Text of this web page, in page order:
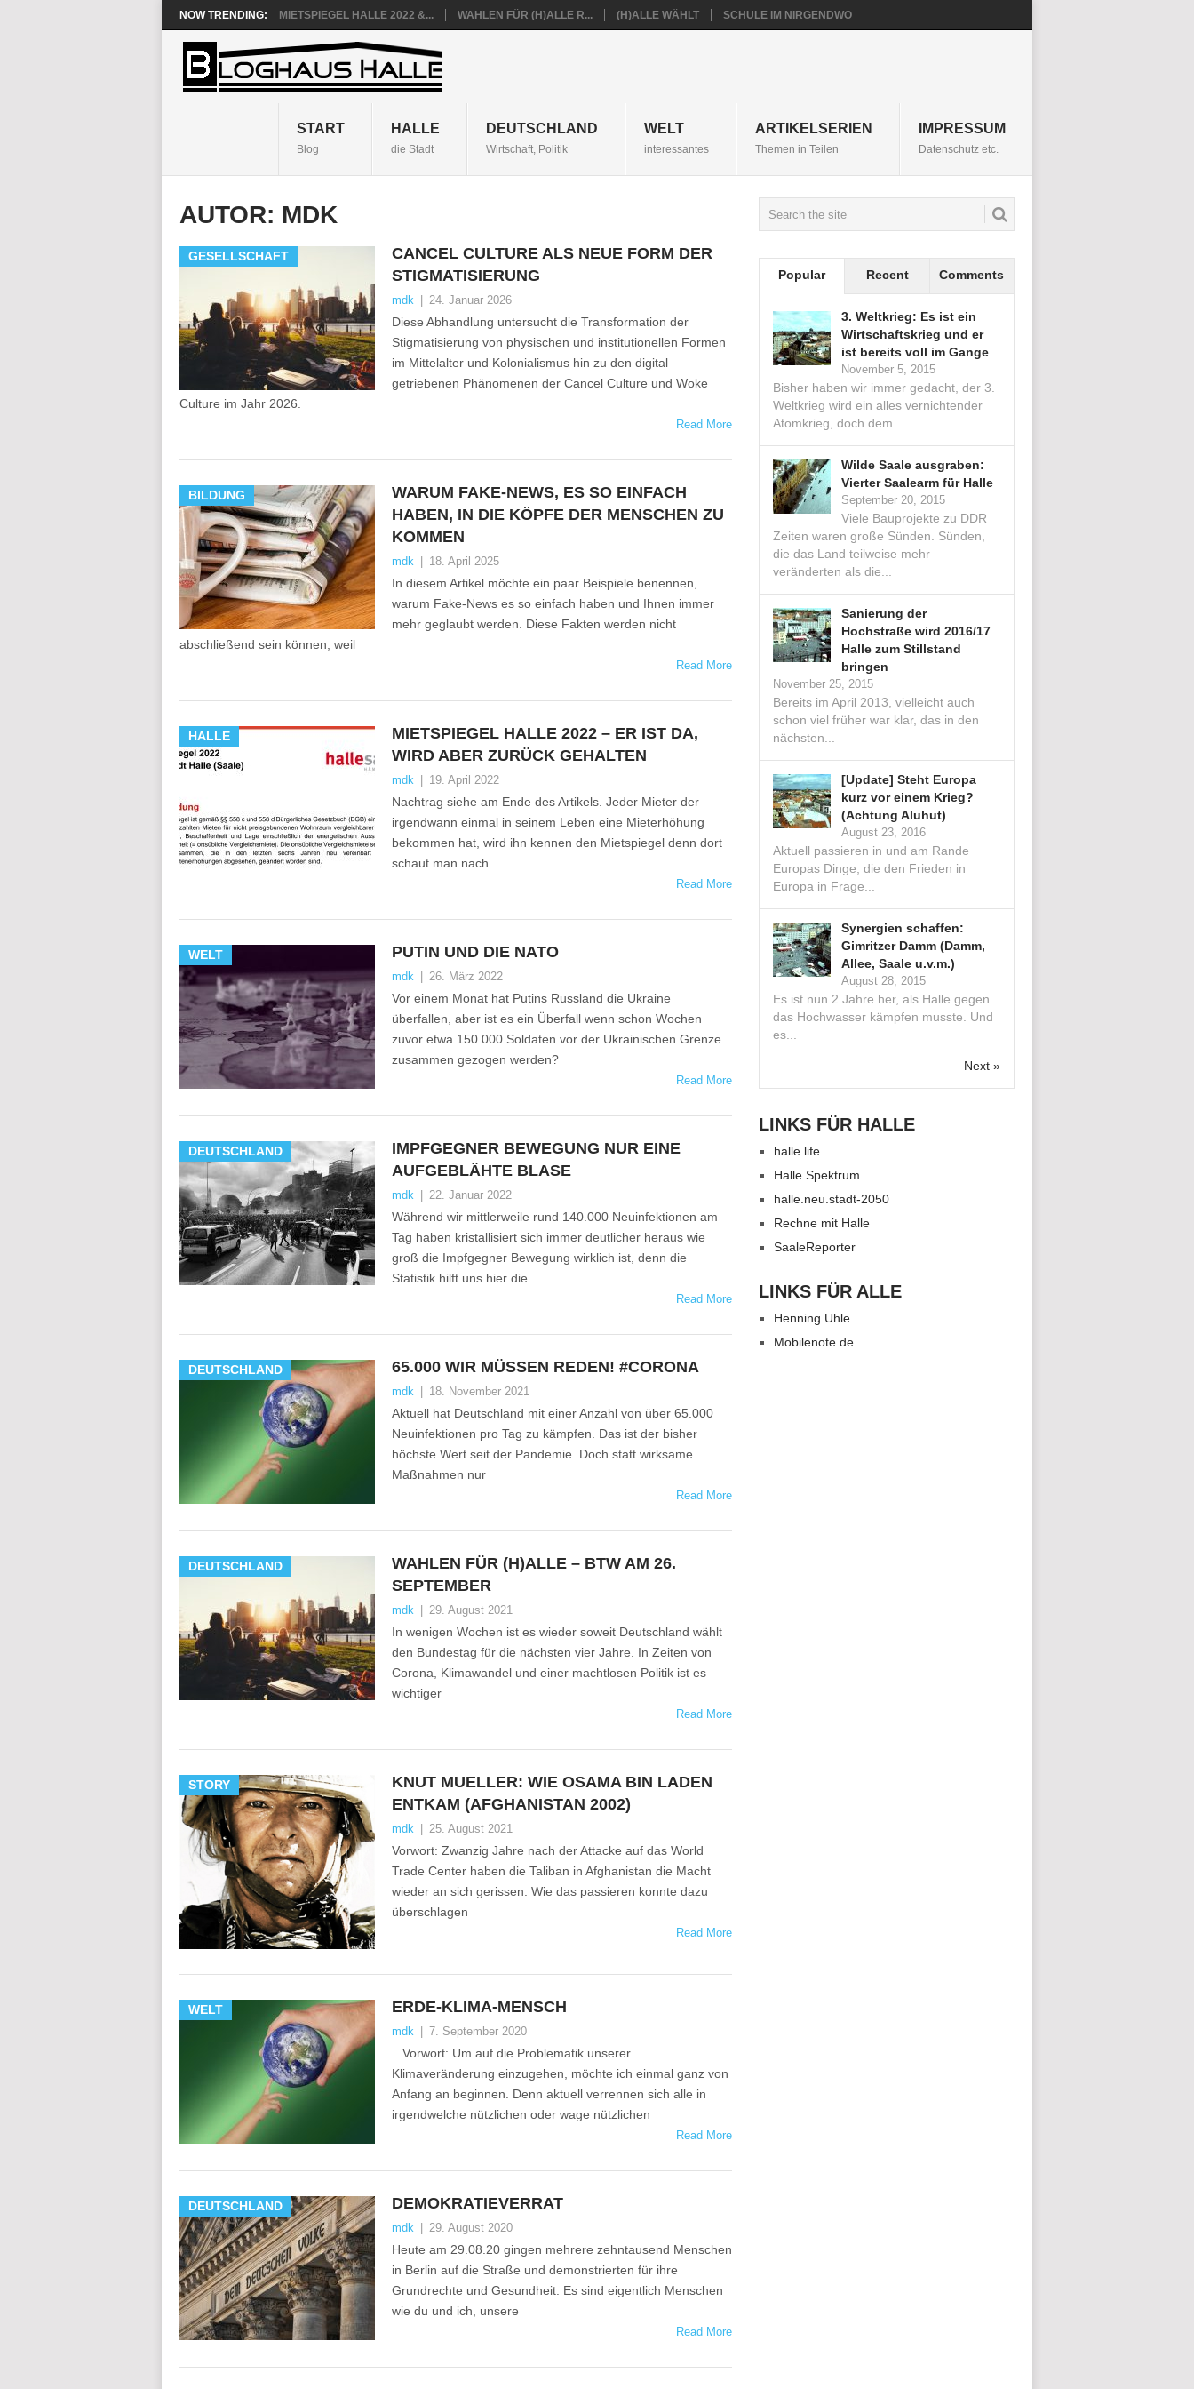
NOW TRENDING: MIETSPIEGEL HALLE 2022 &... WAHLEN FÜR (H)ALLE R... (H)ALLE WÄHLT SCHULE IM NIRGENDWO
START
Blog
HALLE
die Stadt
DEUTSCHLAND
Wirtschaft, Politik
WELT
interessantes
ARTIKELSERIEN
Themen in Teilen
IMPRESSUM
Datenschutz etc.
AUTOR: MDK
GESELLSCHAFT
CANCEL CULTURE ALS NEUE FORM DER
STIGMATISIERUNG
mdk 24. Januar 2026
Diese Abhandlung untersucht die Transformation der
Stigmatisierung von physischen und institutionellen Formen
im Mittelalter und Kolonialismus hin zu den digital
getriebenen Phänomenen der Cancel Culture und Woke
Culture im Jahr 2026.
Read More
BILDUNG
WARUM FAKE-NEWS, ES SO EINFACH
HABEN, IN DIE KÖPFE DER MENSCHEN ZU
KOMMEN
mdk 18. April 2025
In diesem Artikel möchte ein paar Beispiele benennen,
warum Fake-News es so einfach haben und Ihnen immer
mehr geglaubt werden. Diese Fakten werden nicht
abschließend sein können, weil
Read More
HALLE
MIETSPIEGEL HALLE 2022 – ER IST DA,
WIRD ABER ZURÜCK GEHALTEN
mdk 19. April 2022
Nachtrag siehe am Ende des Artikels. Jeder Mieter der
irgendwann einmal in seinem Leben eine Mieterhöhung
bekommen hat, wird ihn kennen den Mietspiegel denn dort
schaut man nach
Read More
WELT PUTIN UND DIE NATO
mdk 26. März 2022
Vor einem Monat hat Putins Russland die Ukraine
überfallen, aber ist es ein Überfall wenn schon Wochen
zuvor etwa 150.000 Soldaten vor der Ukrainischen Grenze
zusammen gezogen werden?
Read More
DEUTSCHLAND
IMPFGEGNER BEWEGUNG NUR EINE
AUFGEBLÄHTE BLASE
mdk 22. Januar 2022
Während wir mittlerweile rund 140.000 Neuinfektionen am
Tag haben kristallisiert sich immer deutlicher heraus wie
groß die Impfgegner Bewegung wirklich ist, denn die
Statistik hilft uns hier die
Read More
DEUTSCHLAND 65.000 WIR MÜSSEN REDEN! #CORONA
mdk 18. November 2021
Aktuell hat Deutschland mit einer Anzahl von über 65.000
Neuinfektionen pro Tag zu kämpfen. Das ist der bisher
höchste Wert seit der Pandemie. Doch statt wirksame
Maßnahmen nur
Read More
DEUTSCHLAND
WAHLEN FÜR (H)ALLE – BTW AM 26.
SEPTEMBER
mdk 29. August 2021
In wenigen Wochen ist es wieder soweit Deutschland wählt
den Bundestag für die nächsten vier Jahre. In Zeiten von
Corona, Klimawandel und einer machtlosen Politik ist es
wichtiger
Read More
STORY
KNUT MUELLER: WIE OSAMA BIN LADEN
ENTKAM (AFGHANISTAN 2002)
mdk 25. August 2021
Vorwort: Zwanzig Jahre nach der Attacke auf das World
Trade Center haben die Taliban in Afghanistan die Macht
wieder an sich gerissen. Wie das passieren konnte dazu
überschlagen
Read More
WELT ERDE-KLIMA-MENSCH
mdk | 7. September 2020
Vorwort: Um auf die Problematik unserer
Klimaveränderung einzugehen, möchte ich einmal ganz von
Anfang an beginnen. Denn aktuell verrennen sich alle in
irgendwelche nützlichen oder wage nützlichen
Read More
DEUTSCHLAND DEMOKRATIEVERRAT
mdk | 29. August 2020
Heute am 29.08.20 gingen mehrere zehntausend Menschen
in Berlin auf die Straße und demonstrierten für ihre
Grundrechte und Gesundheit. Es sind eigentlich Menschen
wie du und ich, unsere
Read More
Popular Recent Comments
3. Weltkrieg: Es ist ein
Wirtschaftskrieg und er
ist bereits voll im Gange
November 5, 2015
Bisher haben wir immer gedacht, der 3.
Weltkrieg wird ein alles vernichtender
Atomkrieg, doch dem...
Wilde Saale ausgraben:
Vierter Saalearm für Halle
September 20, 2015
Viele Bauprojekte zu DDR
Zeiten waren große Sünden. Sünden,
die das Land teilweise mehr
veränderten als die...
Sanierung der
Hochstraße wird 2016/17
Halle zum Stillstand
bringen
November 25, 2015
Bereits im April 2013, vielleicht auch
schon viel früher war klar, das in den
nächsten...
[Update] Steht Europa
kurz vor einem Krieg?
(Achtung Aluhut)
August 23, 2016
Aktuell passieren in und am Rande
Europas Dinge, die den Frieden in
Europa in Frage...
Synergien schaffen:
Gimritzer Damm (Damm,
Allee, Saale u.v.m.)
August 28, 2015
Es ist nun 2 Jahre her, als Halle gegen
das Hochwasser kämpfen musste. Und
es...
Next »
LINKS FÜR HALLE
halle life
Halle Spektrum
halle.neu.stadt-2050
Rechne mit Halle
SaaleReporter
LINKS FÜR ALLE
Henning Uhle
Mobilenote.de